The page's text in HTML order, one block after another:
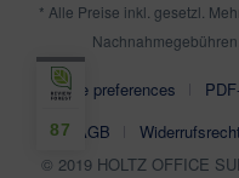
* Alle Preise inkl. gesetzl.
Cookie preferences
AGB
Widerrufsrecht
© 2019 HOLTZ OFFICE
87